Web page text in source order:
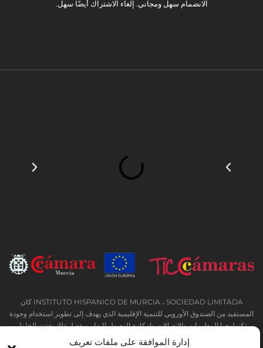
إدارة الموافقة على ملفات تعريف
الانضمام سهل ومجاني. إلغاء الاشتراك أيضًا سهل.
INSTITUTO HISPANICO DE MURCIA ، SOCIEDAD LIMITADA كان
المستفيد من الصندوق الأوروبي للتنمية الإقليمية الذي يهدف إلى تطوير استخدام وجودة
تكنولوجيا المعلومات والاتصالات وإمكانية الوصول إليها ، وبفضل ذلك نفذت الحلول
التالية: التواجد عبر الإنترنت من خلال موقع إلكتروني. تم اتخاذ الإجراء الحالي في عام